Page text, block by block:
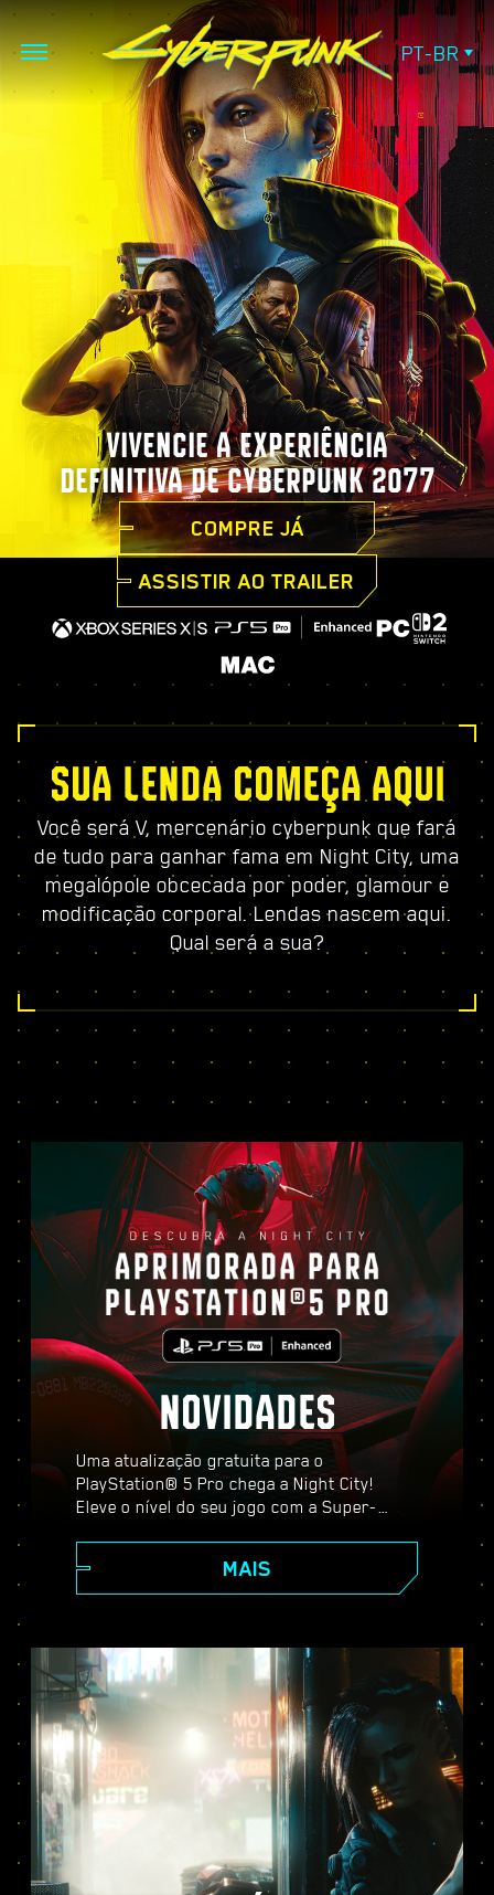
PT-BR
VIVENCIE A EXPERIÊNCIA
DEFINITIVA DE CYBERPUNK 2077
COMPRE JÁ
ASSISTIR AO TRAILER
SUA LENDA COMEÇA AQUI
Você será V, mercenário cyberpunk que fará
de tudo para ganhar fama em Night City, uma
megalópole obcecada por poder, glamour e
modificação corporal. Lendas nascem aqui.
Qual será a sua?
NOVIDADES
Uma atualização gratuita para o
PlayStation® 5 Pro chega a Night City!
Eleve o nível do seu jogo com a Super-
taxa de quadros mais alta e muito mais.
Escolha entre três modos gráficos:
Raio Pro, e desfrute de visuais
aprimorados, ação mais fluida e tudo o que
Cyberpunk 2077 no PS5® Pro tem a
oferecer.
MAIS